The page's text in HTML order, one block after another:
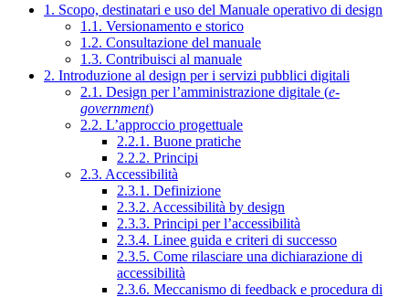
1. Scopo, destinatari e uso del Manuale operativo di design
1.1. Versionamento e storico
1.2. Consultazione del manuale
1.3. Contribuisci al manuale
2. Introduzione al design per i servizi pubblici digitali
2.1. Design per l’amministrazione digitale (e-
government)
2.2. L’approccio progettuale
2.2.1. Buone pratiche
2.2.2. Principi
2.3. Accessibilità
2.3.1. Definizione
2.3.2. Accessibilità by design
2.3.3. Principi per l’accessibilità
2.3.4. Linee guida e criteri di successo
2.3.5. Come rilasciare una dichiarazione di
accessibilità
2.3.6. Meccanismo di feedback e procedura di